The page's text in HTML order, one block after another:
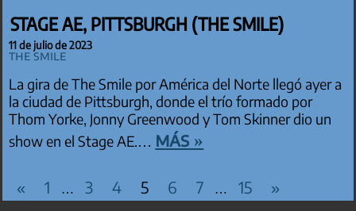
STAGE AE, PITTSBURGH (THE SMILE)
11 de julio de 2023
The Smile
La gira de The Smile por América del Norte llegó ayer a
la ciudad de Pittsburgh, donde el trío formado por
Thom Yorke, Jonny Greenwood y Tom Skinner dio un
show en el Stage AE.… más »
PAGINACIÓN DE ENTRADAS
« Entradas
1 … 3 4 5 6 7 … 15
Entradas
»